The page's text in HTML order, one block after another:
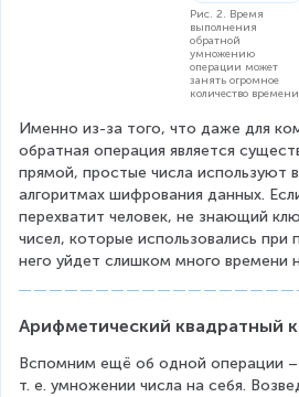
Рис. 2. Время
выполнения
обратной
умножению
операции может
занять огромное
количество времени
Именно из-за того, что даже для
обратная операция является
прямой, простые числа используют
алгоритмах шифрования данных.
перехватит человек, не знающий
чисел, которые использовались
него уйдет слишком много времени
Арифметический квадратный
Вспомним ещё об одной операции –
т. е. умножении числа на себя.